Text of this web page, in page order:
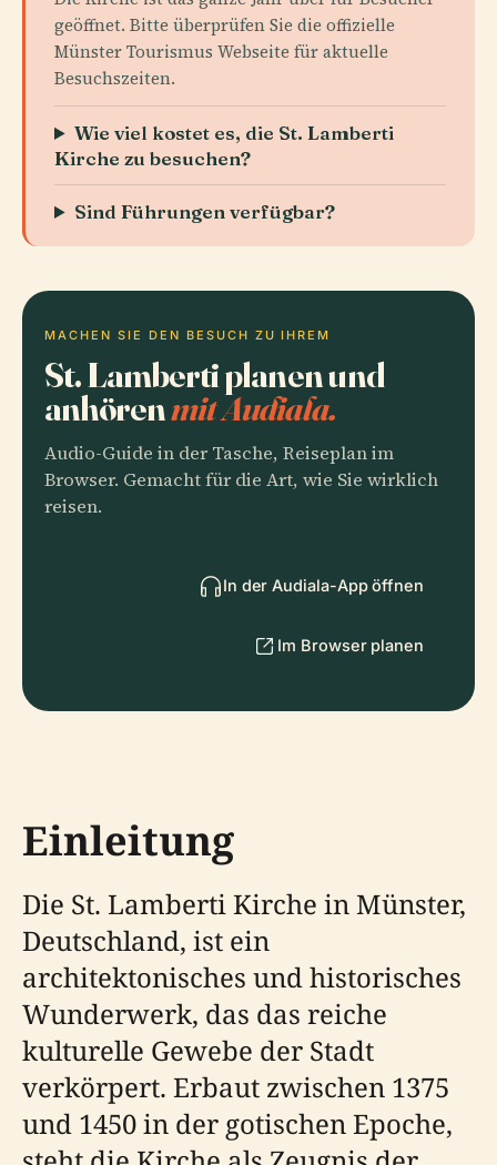
geöffnet. Bitte überprüfen Sie die offizielle
Münster Tourismus Webseite für aktuelle
Besuchszeiten.
Wie viel kostet es, die St. Lamberti
Kirche zu besuchen?
Sind Führungen verfügbar?
MACHEN SIE DEN BESUCH ZU IHREM
St. Lamberti planen und
anhörenmit Audiala.
Audio-Guide in der Tasche, Reiseplan im
Browser. Gemacht für die Art, wie Sie wirklich
reisen.
In der Audiala-App öffnen
Im Browser planen
Einleitung
Die St. Lamberti Kirche in Münster,
Deutschland, ist ein
architektonisches und historisches
Wunderwerk, das das reiche
kulturelle Gewebe der Stadt
verkörpert. Erbaut zwischen 1375
und 1450 in der gotischen Epoche,